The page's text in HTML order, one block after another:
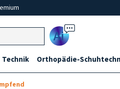
Ai
Technik Orthopädie-